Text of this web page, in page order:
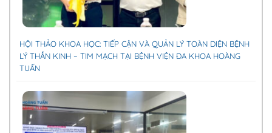
HỘI THẢO KHOA HỌC: TIẾP CẬN VÀ QUẢN LÝ TOÀN DIỆN BỆNH
LÝ THẦN KINH – TIM MẠCH TẠI BỆNH VIỆN ĐA KHOA HOÀNG
TUẤN